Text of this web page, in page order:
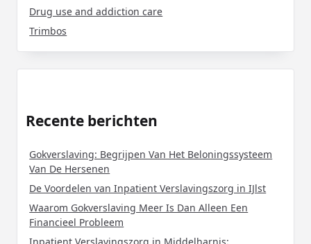
Drug use and addiction care
Trimbos
Recente berichten
Gokverslaving: Begrijpen Van Het Beloningssysteem
Van De Hersenen
De Voordelen van Inpatient Verslavingszorg in IJlst
Waarom Gokverslaving Meer Is Dan Alleen Een
Financieel Probleem